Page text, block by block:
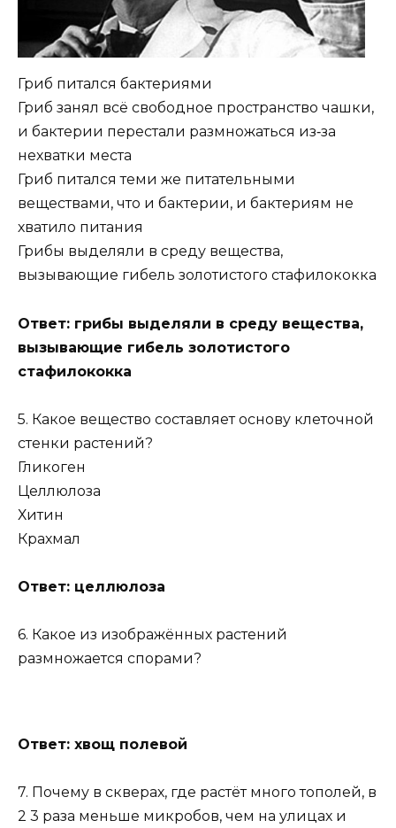
Гриб питался бактериями
Гриб занял всё свободное пространство чашки,
и бактерии перестали размножаться из‑за
нехватки места
Гриб питался теми же питательными
веществами, что и бактерии, и бактериям не
хватило питания
Грибы выделяли в среду вещества,
вызывающие гибель золотистого стафилококка
Ответ: грибы выделяли в среду вещества,
вызывающие гибель золотистого
стафилококка
5. Какое вещество составляет основу клеточной
стенки растений?
Гликоген
Целлюлоза
Хитин
Крахмал
Ответ: целлюлоза
6. Какое из изображённых растений
размножается спорами?
Ответ: хвощ полевой
7. Почему в скверах, где растёт много тополей, в
2 3 раза меньше микробов, чем на улицах и